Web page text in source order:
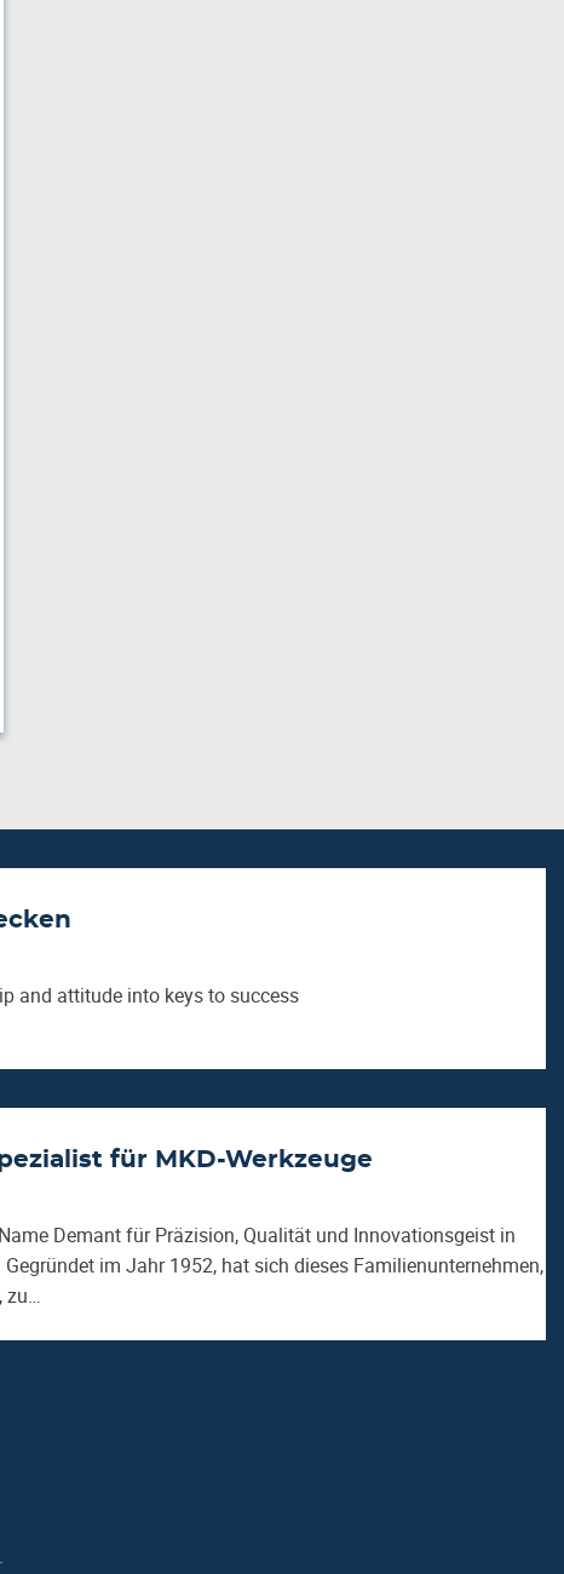
and attitude into keys to success
für MKD-Werkzeuge
Demant für Präzision, Qualität und Innovationsgeist in
im Jahr 1952, hat sich dieses Familienunternehmen,
zu…